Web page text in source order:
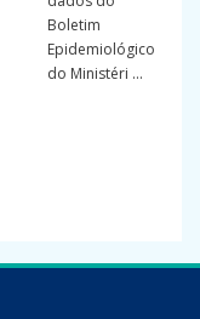
Boletim
Epidemiológico
do Ministéri ...